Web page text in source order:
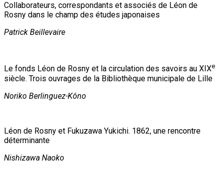
Collaborateurs, correspondants et associés de Léon de
Rosny dans le champ des études japonaises
Patrick Beillevaire
Le fonds Léon de Rosny et la circulation des savoirs au XIXe
siècle. Trois ouvrages de la Bibliothèque municipale de Lille
Noriko Berlinguez-Kôno
Léon de Rosny et Fukuzawa Yukichi. 1862, une rencontre
déterminante
Nishizawa Naoko